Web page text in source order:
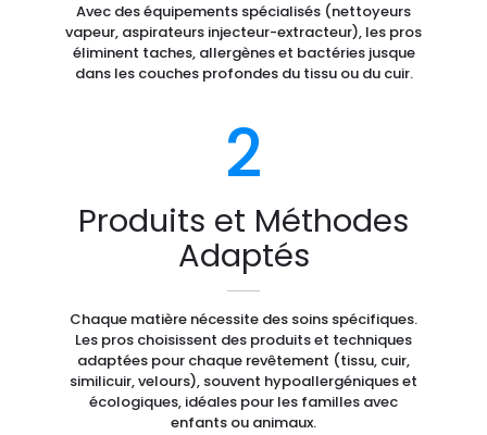
Avec des équipements spécialisés (nettoyeurs
vapeur, aspirateurs injecteur-extracteur), les pros
éliminent taches, allergènes et bactéries jusque
dans les couches profondes du tissu ou du cuir.
2
Produits et Méthodes
Adaptés
Chaque matière nécessite des soins spécifiques.
Les pros choisissent des produits et techniques
adaptées pour chaque revêtement (tissu, cuir,
similicuir, velours), souvent hypoallergéniques et
écologiques, idéales pour les familles avec
enfants ou animaux.